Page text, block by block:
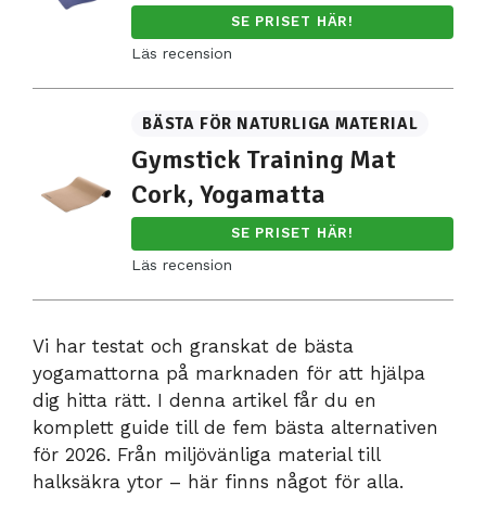
SE PRISET HÄR!
Läs recension
BÄSTA FÖR NATURLIGA MATERIAL
Gymstick Training Mat
Cork, Yogamatta
SE PRISET HÄR!
Läs recension
Vi har testat och granskat de bästa
yogamattorna på marknaden för att hjälpa
dig hitta rätt. I denna artikel får du en
komplett guide till de fem bästa alternativen
för 2026. Från miljövänliga material till
halksäkra ytor – här finns något för alla.